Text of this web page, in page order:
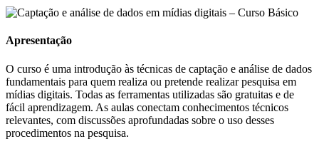
Apresentação
O curso é uma introdução às técnicas de captação e análise de dados
fundamentais para quem realiza ou pretende realizar pesquisa em
mídias digitais. Todas as ferramentas utilizadas são gratuitas e de
fácil aprendizagem. As aulas conectam conhecimentos técnicos
relevantes, com discussões aprofundadas sobre o uso desses
procedimentos na pesquisa.